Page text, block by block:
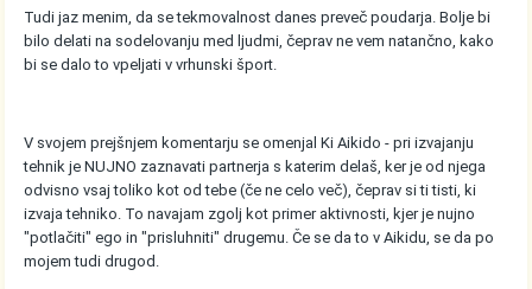
Tudi jaz menim, da se tekmovalnost danes preveč poudarja. Bolje bi
bilo delati na sodelovanju med ljudmi, čeprav ne vem natančno, kako
bi se dalo to vpeljati v vrhunski šport.
V svojem prejšnjem komentarju se omenjal Ki Aikido - pri izvajanju
tehnik je NUJNO zaznavati partnerja s katerim delaš, ker je od njega
odvisno vsaj toliko kot od tebe (če ne celo več), čeprav si ti tisti, ki
izvaja tehniko. To navajam zgolj kot primer aktivnosti, kjer je nujno
"potlačiti" ego in "prisluhniti" drugemu. Če se da to v Aikidu, se da po
mojem tudi drugod.